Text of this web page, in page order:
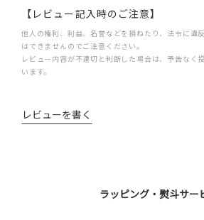
【レビュー記入時のご注意】
他人の権利、利益、名誉などを損ねたり、法令に違
はできませんのでご注意ください。
レビュー内容が不適切と判断した場合は、予告なく
います。
レビューを書く
ラッピング・熨斗サー